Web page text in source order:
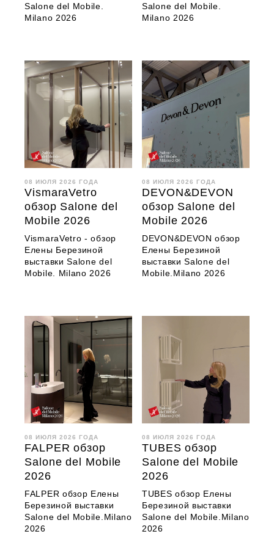
Salone del Mobile.
Milano 2026
Salone del Mobile.
Milano 2026
08 ИЮЛЯ 2026 ГОДА
VismaraVetro
обзор Salone del
Mobile 2026
VismaraVetro - обзор
Елены Березиной
выставки Salone del
Mobile. Milano 2026
08 ИЮЛЯ 2026 ГОДА
DEVON&DEVON
обзор Salone del
Mobile 2026
DEVON&DEVON обзор
Елены Березиной
выставки Salone del
Mobile.Milano 2026
08 ИЮЛЯ 2026 ГОДА
FALPER обзор
Salone del Mobile
2026
FALPER обзор Елены
Березиной выставки
Salone del Mobile.Milano
2026
08 ИЮЛЯ 2026 ГОДА
TUBES обзор
Salone del Mobile
2026
TUBES обзор Елены
Березиной выставки
Salone del Mobile.Milano
2026